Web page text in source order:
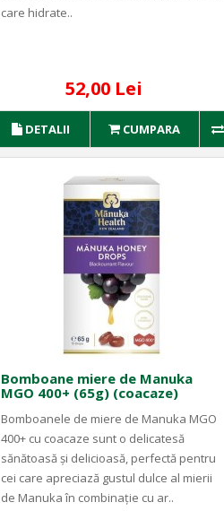
care hidrate..
52,00 Lei
DETALII CUMPARA
Bomboane miere de Manuka
MGO 400+ (65g) (coacaze)
Bomboanele de miere de Manuka MGO
400+ cu coacaze sunt o delicatesă
sănătoasă și delicioasă, perfectă pentru
cei care apreciază gustul dulce al mierii
de Manuka în combinație cu ar..